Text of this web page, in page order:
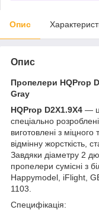
Опис
Опис
Пропелери HQProp
Gray
HQProp D2X1.9X4 —
спеціально
виготовлені з
відмінну жорсткість,
Завдяки діаметру 2
пропелери сумісні з
Happymodel, iFlight,
1103.
Специфікація: